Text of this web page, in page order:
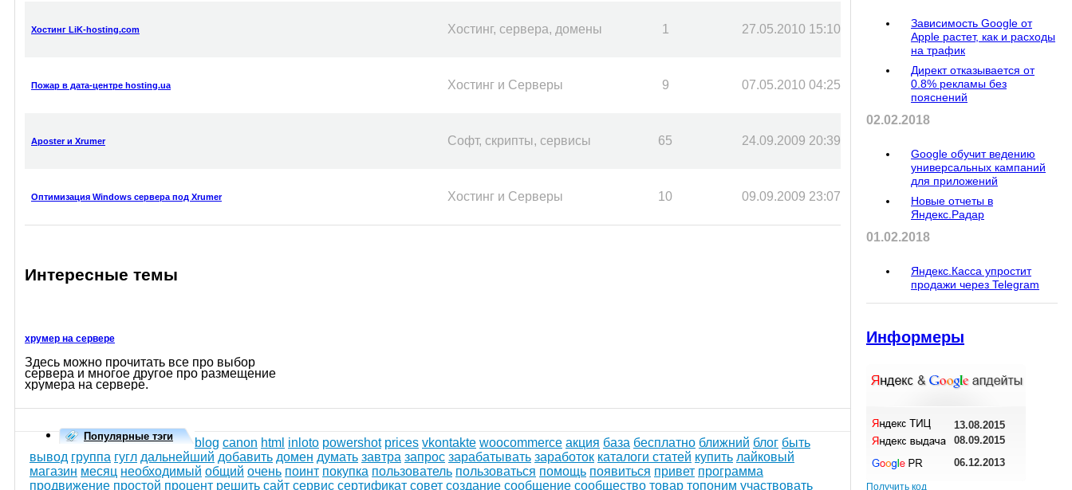
Хостинг LiK-hosting.com Хостинг, сервера, домены 1 27.05.2010 15:10
Пожар в дата-центре hosting.ua Хостинг и Серверы 9 07.05.2010 04:25
Aposter и Xrumer Софт, скрипты, сервисы 65 24.09.2009 20:39
Оптимизация Windows сервера под Xrumer Хостинг и Серверы 10 09.09.2009 23:07
Интересные темы
хрумер на сервере
Здесь можно прочитать все про выбор
сервера и многое другое про размещение
хрумера на сервере.
Популярные тэги blog canon html inloto powershot prices vkontakte woocommerce акция база бесплатно ближний блог быть
вывод группа гугл дальнейший добавить домен думать завтра запрос зарабатывать заработок каталоги статей купить лайковый
магазин месяц необходимый общий очень поинт покупка пользователь пользоваться помощь появиться привет программа
продвижение простой процент решить сайт сервис сертификат совет создание сообщение сообщество товар топоним участвовать
Зависимость Google от
Apple растет, как и расходы
на трафик
Директ отказывается от
0.8% рекламы без
пояснений
02.02.2018
Google обучит ведению
универсальных кампаний
для приложений
Новые отчеты в
Яндекс.Радар
01.02.2018
Яндекс.Касса упростит
продажи через Telegram
Информеры
13.08.2015
08.09.2015
06.12.2013
Получить код